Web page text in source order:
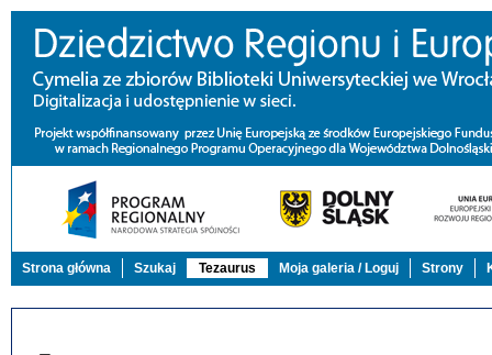
Strona główna Szukaj Tezaurus Moja galeria / Loguj Strony